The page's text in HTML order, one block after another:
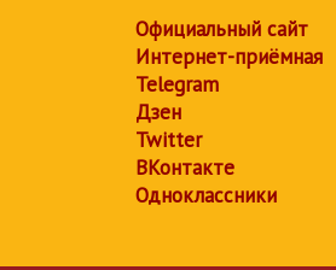
Официальный сайт
Интернет-приёмная
Telegram
Дзен
Twitter
ВКонтакте
Одноклассники